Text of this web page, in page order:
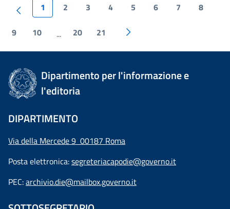
1 2 3 4 5 6 7 8
9 10 ... 20 21
Dipartimento per l'informazione e
l'editoria
DIPARTIMENTO
Via della Mercede 9 00187 Roma
Posta elettronica:segreteriacapodie@governo.it
PEC:archivio.die@mailbox.governo.it